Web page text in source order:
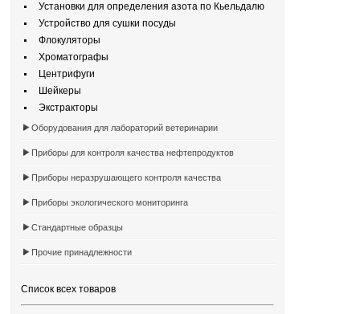
Установки для определения азота по Кьельдалю
Устройство для сушки посуды
Флокуляторы
Хроматографы
Центрифуги
Шейкеры
Экстракторы
Оборудования для лабораторий ветеринарии
Приборы для контроля качества нефтепродуктов
Приборы неразрушающего контроля качества
Приборы экологического мониторинга
Стандартные образцы
Прочие принадлежности
Список всех товаров